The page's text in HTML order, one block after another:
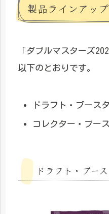
製品ラインアップ
「ダブルマスターズ
以下のとおりです。
ドラフト・ブース
コレクター・ブー
ドラフト・ブー